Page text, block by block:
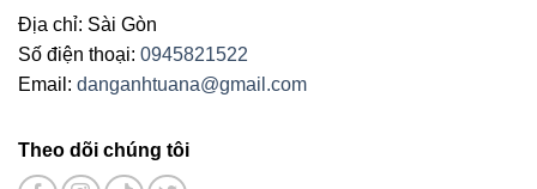
Địa chỉ: Sài Gòn
Số điện thoại: 0945821522
Email: danganhtuana@gmail.com
Theo dõi chúng tôi